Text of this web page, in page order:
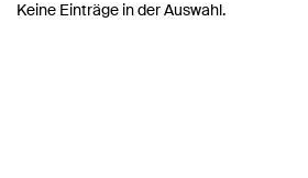
Keine Einträge in der Auswahl.